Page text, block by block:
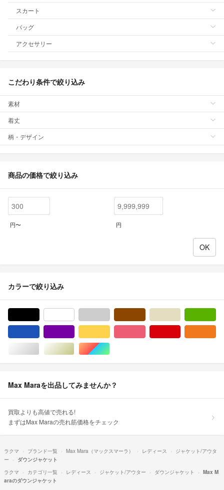
スカート
バッグ
アクセサリー
こだわり条件で絞り込み
素材
着丈
柄・デザイン
商品の価格で絞り込み
円〜 円
カラーで絞り込み
シルバー/銀色系ゴールド/金色系マルチカラー
Max Maraを出品してみませんか？
買取よりも高値で売れる!
まずはMax Maraの売れ筋価格をチェック
ラクマ ブランド一覧 Max Mara（マックスマーラ） レディース
ジャケット/アウタ
ー
ダウンジャケット
ラクマ
カテゴリ一覧 レディース ジャケット/アウター ダウンジャケット
Max M
araのダウンジャケット